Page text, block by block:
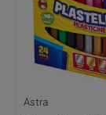
Astra